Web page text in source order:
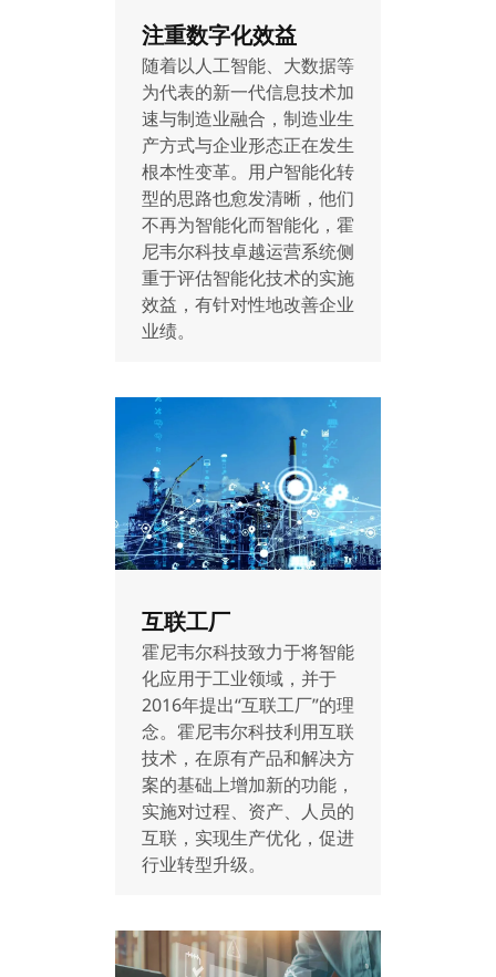
注重数字化效益
随着以人工智能、大数据等
为代表的新一代信息技术加
速与制造业融合，制造业生
产方式与企业形态正在发生
根本性变革。用户智能化转
型的思路也愈发清晰，他们
不再为智能化而智能化，霍
尼韦尔科技卓越运营系统侧
重于评估智能化技术的实施
效益，有针对性地改善企业
业绩。
互联工厂
霍尼韦尔科技致力于将智能
化应用于工业领域，并于
2016年提出“互联工厂”的理
念。霍尼韦尔科技利用互联
技术，在原有产品和解决方
案的基础上增加新的功能，
实施对过程、资产、人员的
互联，实现生产优化，促进
行业转型升级。